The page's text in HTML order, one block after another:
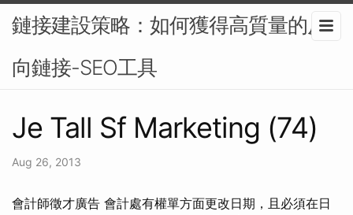
鏈接建設策略：如何獲得高質量的反
向鏈接-SEO工具
Je Tall Sf Marketing (74)
Aug 26, 2013
會計師徵才廣告 會計處有權單方面更改日期，且必須在日